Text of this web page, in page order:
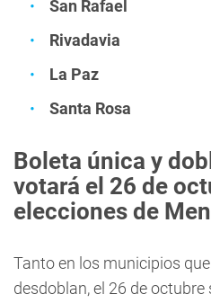
San Rafael
Rivadavia
La Paz
Santa Rosa
Boleta única y
votará el 26 de
elecciones de
Tanto en los municipios
desdoblan, el 26 de octubre